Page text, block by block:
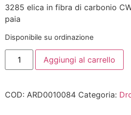
3285 elica in fibra di carbonio
paia
Disponibile su ordinazione
Aggiungi al carrello
COD: ARD0010084 Categoria: